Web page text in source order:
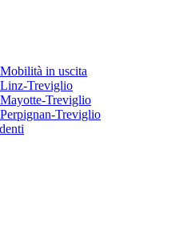
in uscita
Treviglio
Treviglio
Treviglio